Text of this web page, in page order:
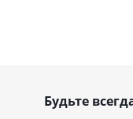
Будьте